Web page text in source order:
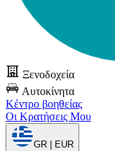
Ξενοδοχεία
Αυτοκίνητα
Κέντρο βοηθείας
Οι Κρατήσεις Μου
GR | EUR